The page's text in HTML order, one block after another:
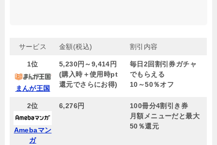
サービス 金額(税込) 割引内容
1位
まんが王国
5,230円～9,414円
(購入時＋使用時pt
還元でさらにお得)
毎日2回割引券ガチャ
でもらえる
10～50％オフ
2位
Amebaマン
ガ
6,276円
100冊分4割引き券
月額メニューだと最大
50％還元